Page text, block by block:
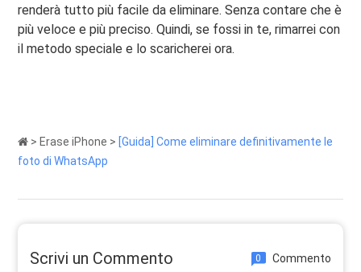
renderà tutto più facile da eliminare. Senza contare che è
più veloce e più preciso. Quindi, se fossi in te, rimarrei con
il metodo speciale e lo scaricherei ora.
> Erase iPhone > [Guida] Come eliminare definitivamente le
foto di WhatsApp
Scrivi un Commento 0 Commento